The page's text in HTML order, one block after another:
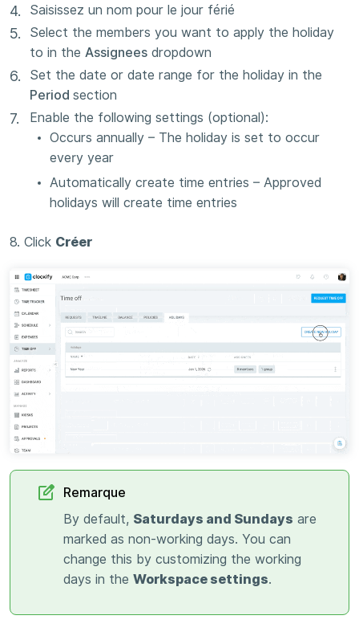
Saisissez un nom pour le jour férié
Select the members you want to apply the holiday
to in the Assignees dropdown
Set the date or date range for the holiday in the
Period section
Enable the following settings (optional):
Occurs annually – The holiday is set to occur
every year
Automatically create time entries – Approved
holidays will create time entries
8. Click Créer
Remarque
By default, Saturdays and Sundays are
marked as non-working days. You can
change this by customizing the working
days in the Workspace settings.